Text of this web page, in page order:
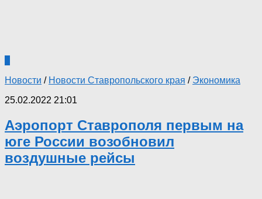
Новости / Новости Ставропольского края / Экономика
25.02.2022 21:01
Аэропорт Ставрополя первым на
юге России возобновил
воздушные рейсы